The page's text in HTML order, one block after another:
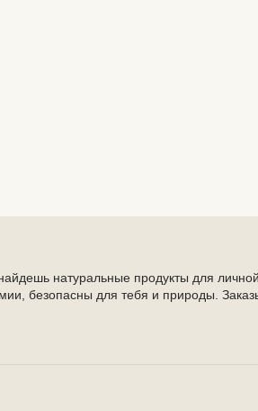
натуральные продукты для личной
безопасны для тебя и природы.